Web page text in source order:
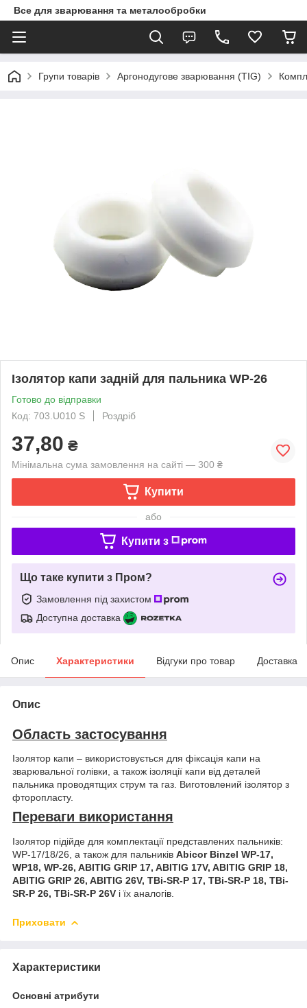
Все для зварювання та металообробки
Групи товарів Аргонодугове зварювання (TIG)
Ізолятор капи задній для пальника WP-26
Готово до відправки
Код: 703.U010 S
Роздріб
37,80 ₴
Мінімальна сума замовлення на сайті — 300 ₴
Купити
або
Купити з
Що таке купити з Пром?
Замовлення під захистом
Доступна доставка
Опис Характеристики Відгуки про товар Доставка
Опис
Область застосування
Ізолятор капи – використовується для фіксація капи на
зварювальної голівки, а також ізоляції капи від деталей
пальника проводятщих струм та газ. Виготовлений ізолятор з
фторопласту.
Переваги використання
Ізолятор підійде для комплектації представлених пальників:
WP-17/18/26, а також для пальників Abicor Binzel WP-17,
WP18, WP-26, ABITIG GRIP 17, ABITIG 17V, ABITIG GRIP 18,
ABITIG GRIP 26, ABITIG 26V, TBi-SR-P 17, TBi-SR-P 18, TBi-
SR-P 26, TBi-SR-P 26V і їх аналогів.
Приховати
Характеристики
Основні атрибути